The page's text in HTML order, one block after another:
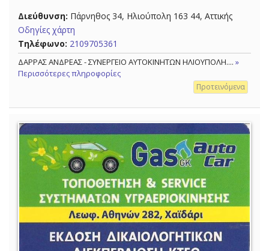
Διεύθυνση: Πάρνηθος 34, Ηλιούπολη 163 44, Αττικής
Οδηγίες χάρτη
Τηλέφωνο: 2109705361
ΔΑΡΡΑΣ ΑΝΔΡΕΑΣ - ΣΥΝΕΡΓΕΙΟ ΑΥΤΟΚΙΝΗΤΩΝ ΗΛΙΟΥΠΟΛΗ.... »
Περισσότερες πληροφορίες
Προτεινόμενα